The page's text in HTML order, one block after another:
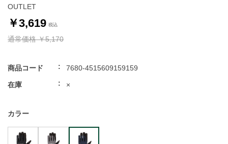
OUTLET
￥3,619
通常価格￥5,170
商品コード 7680-4515609159159
在庫 ×
カラー